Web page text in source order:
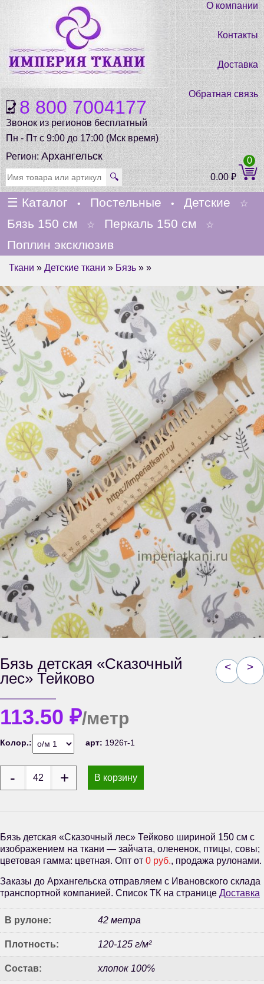
8 800 7004177
Звонок из регионов бесплатный
Пн - Пт с 9:00 до 17:00 (Мск время)
О компании
Контакты
Доставка
Обратная связь
Регион:Архангельск
🔍 0.00₽
0
☰ Каталог • Постельные • Детские ☆
Бязь 150 см ☆ Перкаль 150 см ☆
Поплин эксклюзив
Ткани » Детские ткани » Бязь » »
< >
Бязь детская «Сказочный
лес» Тейково
113.50 ₽/метр
Колор.: арт: 1926т-1
В корзину
Бязь детская «Сказочный лес» Тейково шириной 150 см с
изображением на ткани — зайчата, олененок, птицы, совы;
цветовая гамма: цветная. Опт от 0 руб., продажа рулонами.
Заказы до Архангельска отправляем с Ивановского склада
транспортной компанией. Список ТК на странице Доставка
В рулоне: 42 метра
Плотность: 120-125 г/м²
Состав: хлопок 100%